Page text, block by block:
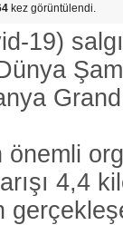
kez görüntülendi.
19)
önemli
4,4